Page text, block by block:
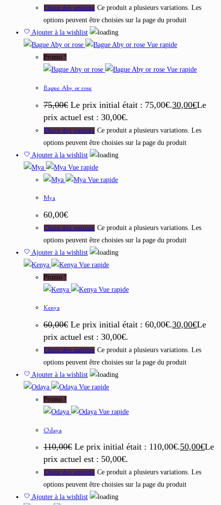
Choix des options Ce produit a plusieurs variations. Les
options peuvent être choisies sur la page du produit
Ajouter à la wishlist
Vue rapide
Promo !
Vue rapide
Bague Aby or rose
75,00€ Le prix initial était : 75,00€.30,00€Le
prix actuel est : 30,00€.
Choix des options Ce produit a plusieurs variations. Les
options peuvent être choisies sur la page du produit
Ajouter à la wishlist
Vue rapide
Vue rapide
Mya
60,00€
Choix des options Ce produit a plusieurs variations. Les
options peuvent être choisies sur la page du produit
Ajouter à la wishlist
Vue rapide
Promo !
Vue rapide
Kenya
60,00€ Le prix initial était : 60,00€.30,00€Le
prix actuel est : 30,00€.
Choix des options Ce produit a plusieurs variations. Les
options peuvent être choisies sur la page du produit
Ajouter à la wishlist
Vue rapide
Promo !
Vue rapide
Odaya
110,00€ Le prix initial était : 110,00€.50,00€Le
prix actuel est : 50,00€.
Choix des options Ce produit a plusieurs variations. Les
options peuvent être choisies sur la page du produit
Ajouter à la wishlist